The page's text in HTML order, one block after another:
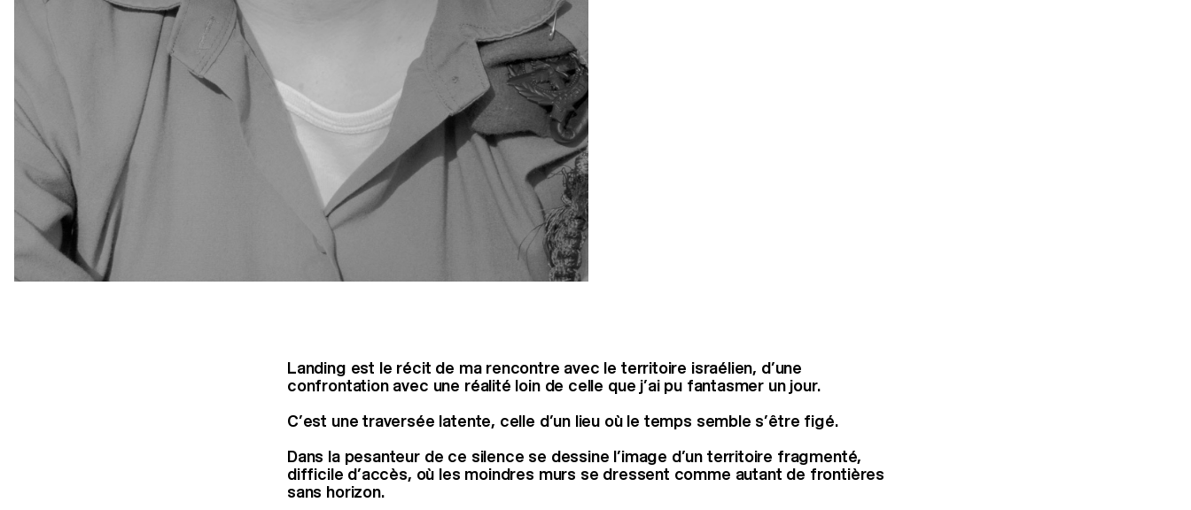
Landing est le récit de ma rencontre avec le territoire israélien, d’une
confrontation avec une réalité loin de celle que j’ai pu fantasmer un jour.
C’est une traversée latente, celle d’un lieu où le temps semble s’être figé.
Dans la pesanteur de ce silence se dessine l’image d’un territoire fragmenté,
difficile d’accès, où les moindres murs se dressent comme autant de frontières
sans horizon.